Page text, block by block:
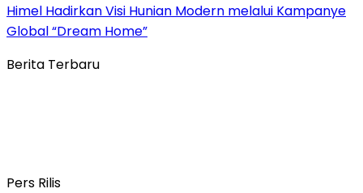
Himel Hadirkan Visi Hunian Modern melalui Kampanye
Global “Dream Home”
Berita Terbaru
Pers Rilis